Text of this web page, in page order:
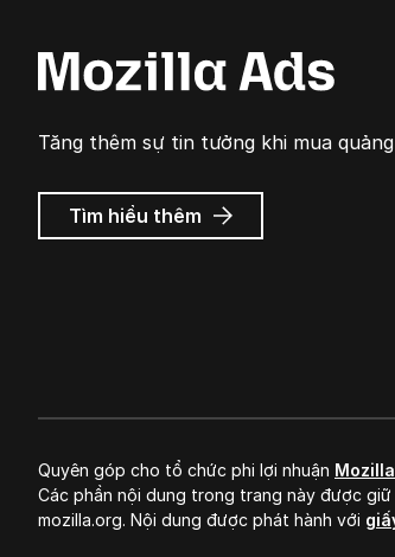
Tăng thêm sự tin tưởng khi mua
Tìm hiểu thêm về
Quảng
Quyên góp cho tổ chức phi lợi nhuận
Các phần nội dung trong trang này được
mozilla.org. Nội dung được phát hành với